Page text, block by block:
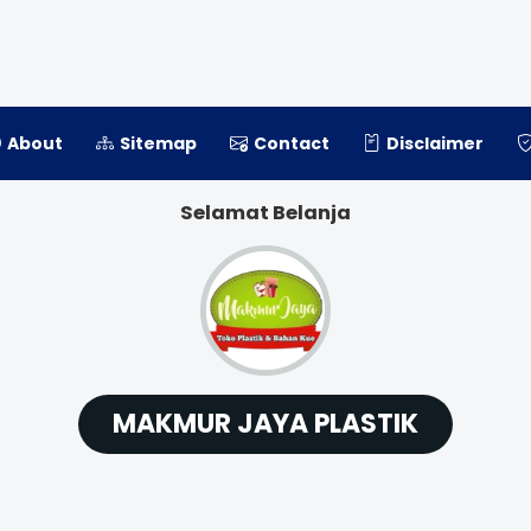
About Sitemap Contact Disclaimer
Selamat Belanja
MAKMUR JAYA PLASTIK